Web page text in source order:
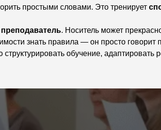
простыми словами. Это тренирует
. Носитель может
знать правила — он просто
структурировать обучение,